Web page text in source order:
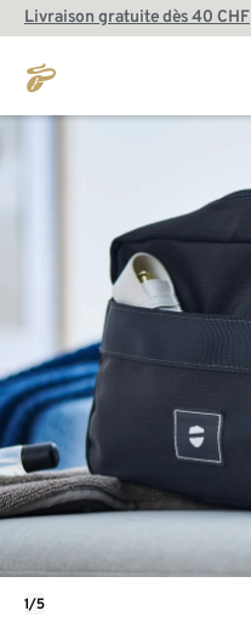
Livraison gratuite dès 40 CHF
1/5